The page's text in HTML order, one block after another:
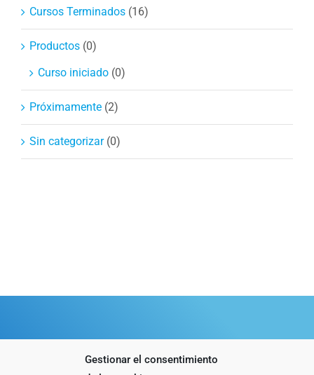
Gestionar el consentimiento
Cursos Terminados (16)
Productos (0)
Curso iniciado (0)
Próximamente (2)
Sin categorizar (0)